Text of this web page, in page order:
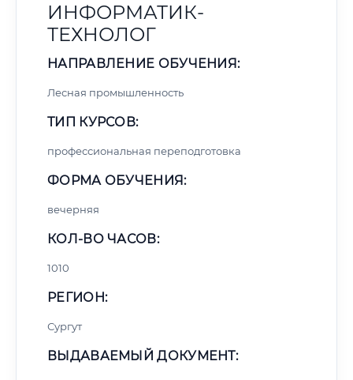
ИНФОРМАТИК-
ТЕХНОЛОГ
НАПРАВЛЕНИЕ ОБУЧЕНИЯ:
Лесная промышленность
ТИП КУРСОВ:
профессиональная переподготовка
ФОРМА ОБУЧЕНИЯ:
вечерняя
КОЛ-ВО ЧАСОВ:
1010
РЕГИОН:
Сургут
ВЫДАВАЕМЫЙ ДОКУМЕНТ: